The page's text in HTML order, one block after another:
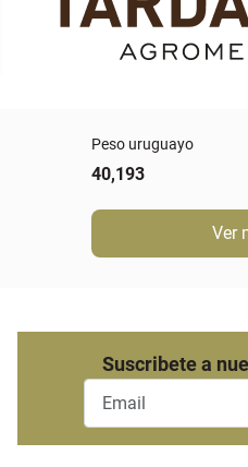
Peso uruguayo
40,193
Ver
Suscribete a